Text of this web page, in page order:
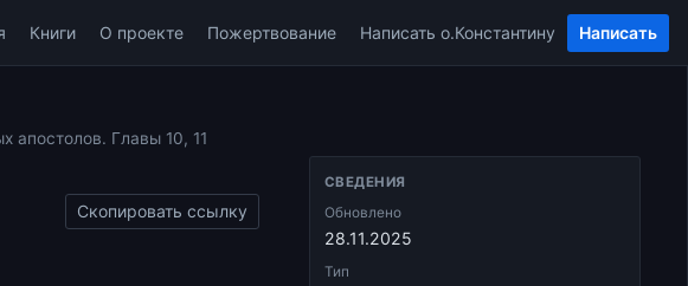
Книги О проекте Пожертвование Написать о.Константину Написать
апостолов. Главы 10, 11
Скопировать ссылку
СВЕДЕНИЯ
Обновлено
28.11.2025
Тип